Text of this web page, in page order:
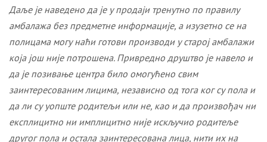
Даље је наведено да је у продаји тренутно по правилу
амбалажа без предметне информације, а изузетно се на
полицама могу наћи готови производи у старој амбалажи
која још није потрошена. Привредно друштво је навело и
да је позивање центра било омогућено свим
заинтересованим лицима, независно од тога ког су пола и
да ли су уопште родитељи или не, као и да произвођач ни
експлицитно ни имплицитно није искључио родитеље
другог пола и остала заинтересована лица, нити их на